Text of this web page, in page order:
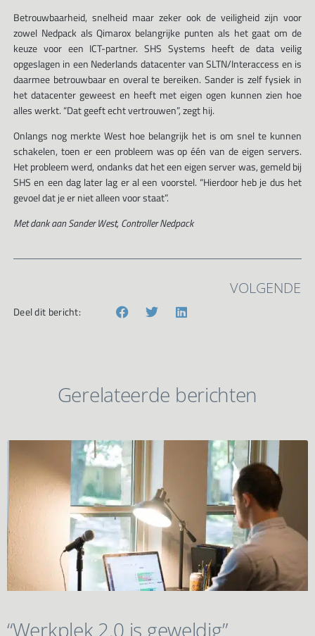
Betrouwbaarheid, snelheid maar zeker ook de veiligheid zijn voor
zowel Nedpack als Qimarox belangrijke punten als het gaat om de
keuze voor een ICT-partner. SHS Systems heeft de data veilig
opgeslagen in een Nederlands datacenter van SLTN/Interaccess en is
daarmee betrouwbaar en overal te bereiken. Sander is zelf fysiek in
het datacenter geweest en heeft met eigen ogen kunnen zien hoe
alles werkt. “Dat geeft echt vertrouwen”, zegt hij.
Onlangs nog merkte West hoe belangrijk het is om snel te kunnen
schakelen, toen er een probleem was op één van de eigen servers.
Het probleem werd, ondanks dat het een eigen server was, gemeld bij
SHS en een dag later lag er al een voorstel. “Hierdoor heb je dus het
gevoel dat je er niet alleen voor staat”.
Met dank aan Sander West, Controller Nedpack
VOLGENDE
Deel dit bericht:
Gerelateerde berichten
“Werkplek 2.0 is geweldig”